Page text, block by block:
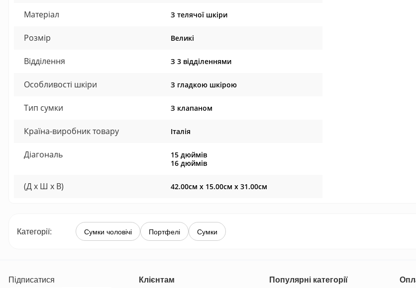
Матеріал З телячої шкіри
Розмір Великі
Відділення З 3 відділеннями
Особливості шкіри З гладкою шкірою
Тип сумки З клапаном
Країна-виробник товару Італія
Діагональ
15 дюймів
16 дюймів
(Д x Ш x В) 42.00см x 15.00см x 31.00см
Категорії: Сумки чоловічі Портфелі Сумки
Підписатися Клієнтам Популярні категорії